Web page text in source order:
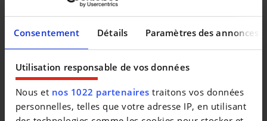
Consentement Détails Paramètres des annonces
Utilisation responsable de vos données
Nous et nos 1022 partenaires traitons vos données
personnelles, telles que votre adresse IP, en utilisant